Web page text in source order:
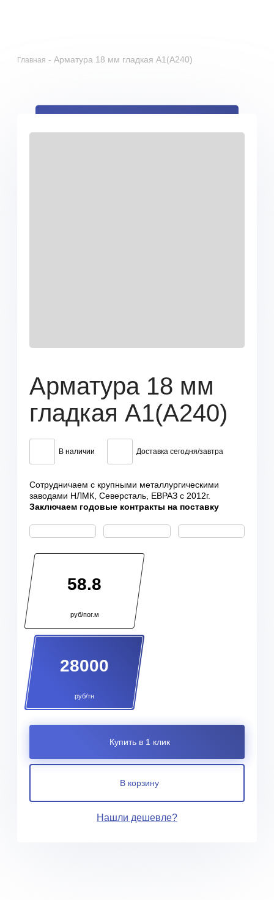
Главная - Арматура 18 мм гладкая А1(А240)
Арматура 18 мм
гладкая А1(А240)
В наличии Доставка сегодня/завтра
Сотрудничаем с крупными металлургическими
заводами НЛМК, Северсталь, ЕВРАЗ с 2012г.
Заключаем годовые контракты на поставку
58.8
руб/пог.м
28000
руб/тн
Купить в 1 клик
В корзину
Нашли дешевле?